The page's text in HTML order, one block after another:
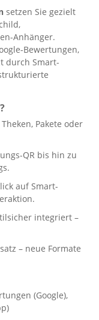
setzen Sie gezielt
Anhänger.
Bewertungen,
durch Smart-
Pakete oder
QR bis hin zu
auf Smart-
integriert –
– neue Formate
(Google),